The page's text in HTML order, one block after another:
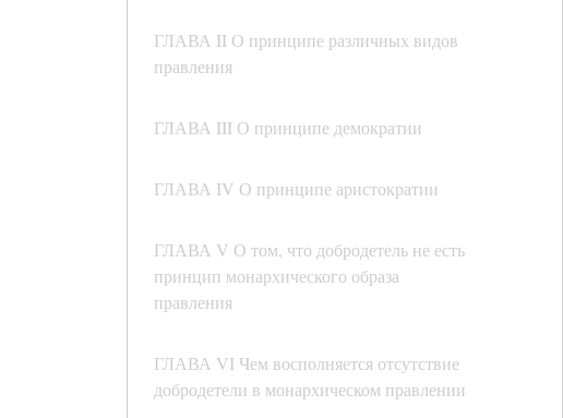
ГЛАВА II О принципе различных видов
правления
ГЛАВА III О принципе демократии
ГЛАВА IV О принципе аристократии
ГЛАВА V О том, что добродетель не есть
принцип монархического образа
правления
ГЛАВА VI Чем восполняется отсутствие
добродетели в монархическом правлении